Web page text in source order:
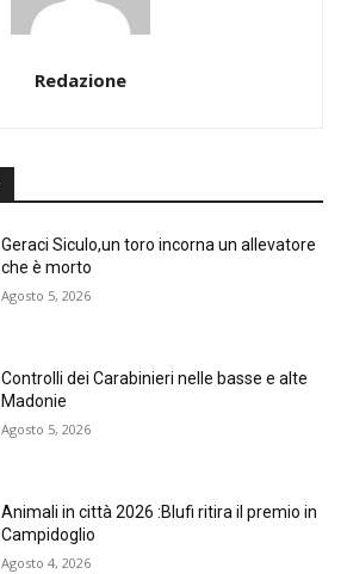
Redazione
Geraci Siculo,un toro incorna un allevatore
che è morto
Agosto 5, 2026
Controlli dei Carabinieri nelle basse e alte
Madonie
Agosto 5, 2026
Animali in città 2026 :Blufi ritira il premio in
Campidoglio
Agosto 4, 2026